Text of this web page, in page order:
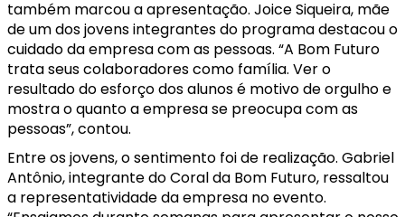
também marcou a apresentação. Joice Siqueira, mãe
de um dos jovens integrantes do programa destacou o
cuidado da empresa com as pessoas. “A Bom Futuro
trata seus colaboradores como família. Ver o
resultado do esforço dos alunos é motivo de orgulho e
mostra o quanto a empresa se preocupa com as
pessoas”, contou.
Entre os jovens, o sentimento foi de realização. Gabriel
Antônio, integrante do Coral da Bom Futuro, ressaltou
a representatividade da empresa no evento.